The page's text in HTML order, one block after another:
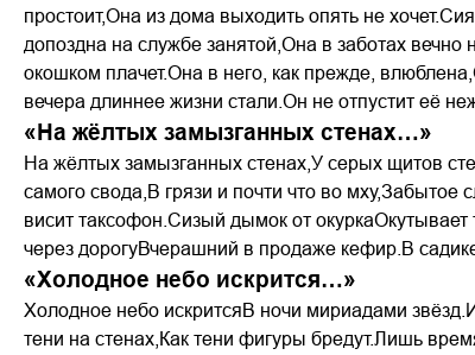
простоит,Она из дома выходить опять не
допоздна на службе занятой,Она в заботах
окошком плачет.Она в него, как прежде,
вечера длиннее жизни стали.Он не отпустит её
«На жёлтых замызганных стенах…»
На жёлтых замызганных стенах,У серых щитов
самого свода,В грязи и почти что во
висит таксофон.Сизый дымок от
через дорогуВчерашний в продаже кефир.В
«Холодное небо искрится…»
Холодное небо искритсяВ ночи мириадами
тени на стенах,Как тени фигуры бредут.Лишь